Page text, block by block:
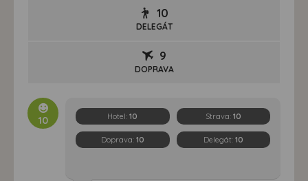
10
DELEGÁT
9
DOPRAVA
10 Hotel:10 Strava: 10
Doprava: 10 Delegát: 10